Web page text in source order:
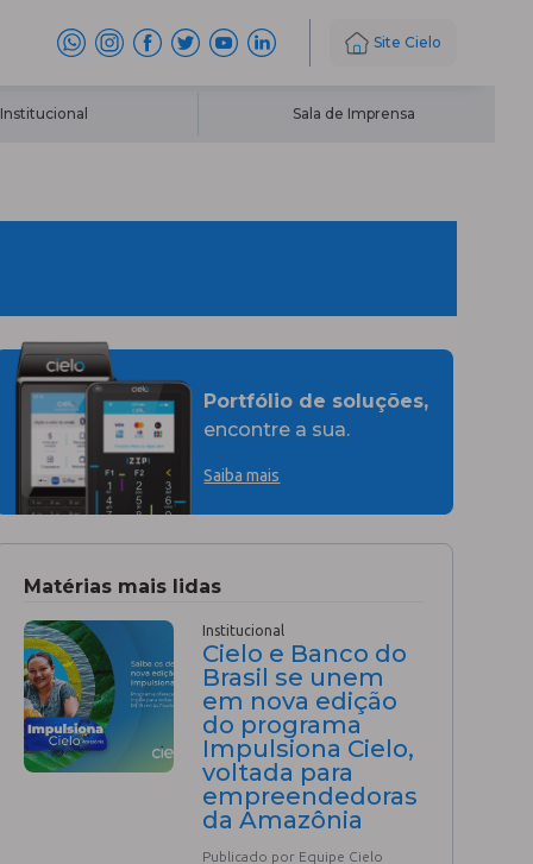
Site Cielo
Institucional Sala de Imprensa
Portfólio de soluções,
encontre a sua.
Saiba mais
Matérias mais lidas
Institucional
Cielo e Banco do
Brasil se unem
em nova edição
do programa
Impulsiona Cielo,
voltada para
empreendedoras
da Amazônia
Publicado por Equipe Cielo